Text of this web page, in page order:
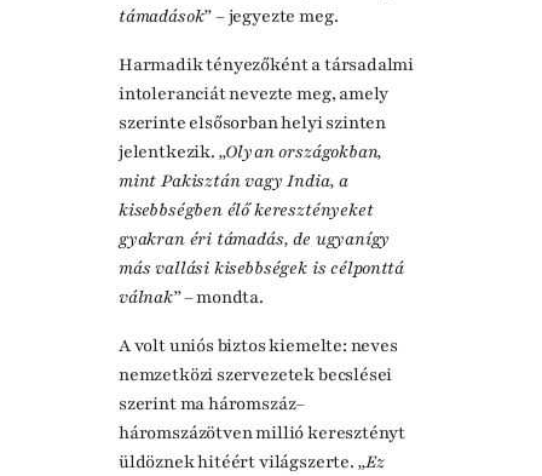
támadások” – jegyezte meg.
Harmadik tényezőként a társadalmi
intoleranciát nevezte meg, amely
szerinte elsősorban helyi szinten
jelentkezik. „Olyan országokban,
mint Pakisztán vagy India, a
kisebbségben élő keresztényeket
gyakran éri támadás, de ugyanígy
más vallási kisebbségek is célponttá
válnak”– mondta.
A volt uniós biztos kiemelte: neves
nemzetközi szervezetek becslései
szerint ma háromszáz–
háromszázötven millió keresztényt
üldöznek hitéért világszerte. „Ez